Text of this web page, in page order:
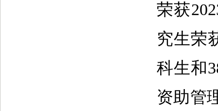
荣获
究生荣
科生和
资助管